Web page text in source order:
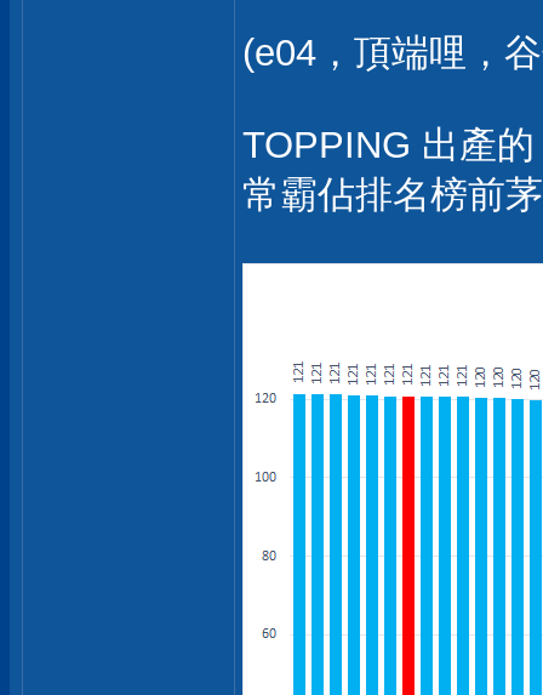
(e04，頂端哩，
TOPPING 出產
常霸佔排名榜前